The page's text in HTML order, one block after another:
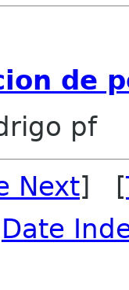
de
pf
Next] [
Date